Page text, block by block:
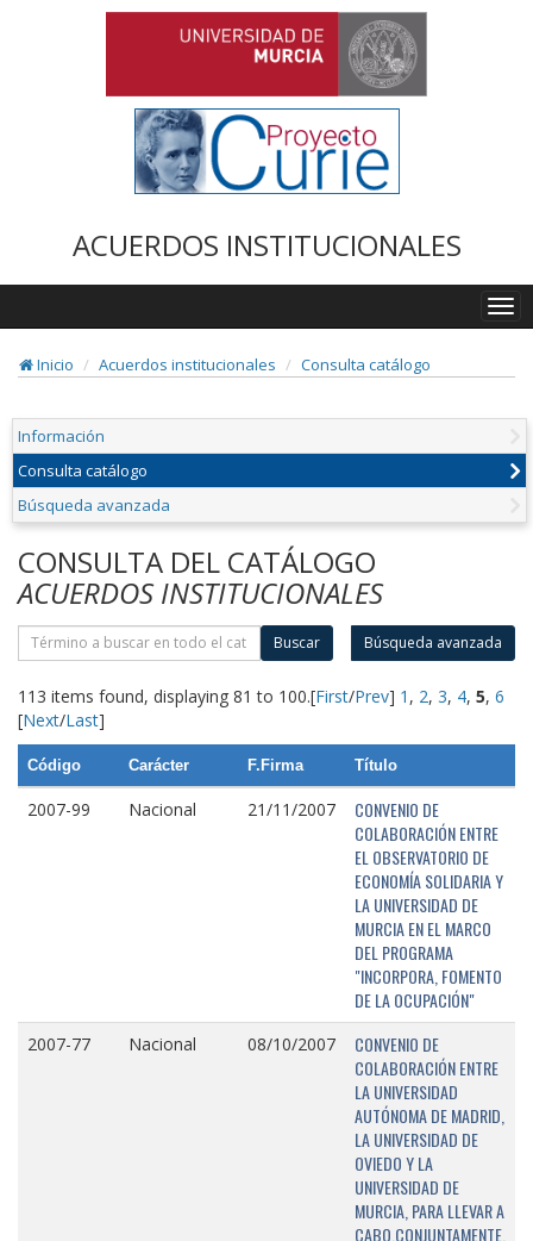
ACUERDOS INSTITUCIONALES
Inicio
Acuerdos institucionales Consulta catálogo
Información
Consulta catálogo
Búsqueda avanzada
CONSULTA DEL CATÁLOGO
ACUERDOS INSTITUCIONALES
Buscar Búsqueda avanzada
113 items found, displaying 81 to 100.[First/Prev] 1 , 2, 3, 4, 5, 6
[Next/Last]
Código Carácter F.Firma Título
2007-99 Nacional 21/11/2007
CONVENIO DE
COLABORACIÓN ENTRE
EL OBSERVATORIO DE
ECONOMÍA SOLIDARIA Y
LA UNIVERSIDAD DE
MURCIA EN EL MARCO
DEL PROGRAMA
"INCORPORA, FOMENTO
DE LA OCUPACIÓN"
2007-77 Nacional 08/10/2007
CONVENIO DE
COLABORACIÓN ENTRE
LA UNIVERSIDAD
AUTÓNOMA DE MADRID,
LA UNIVERSIDAD DE
OVIEDO Y LA
UNIVERSIDAD DE
MURCIA, PARA LLEVAR A
CABO,CONJUNTAMENTE,